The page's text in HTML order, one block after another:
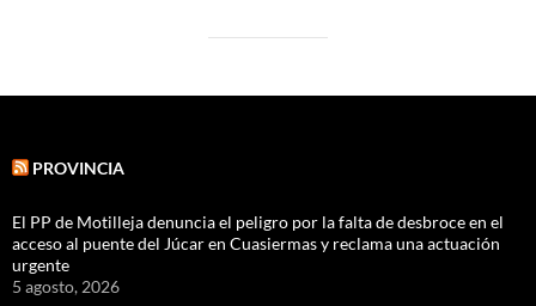
PROVINCIA
El PP de Motilleja denuncia el peligro por la falta de desbroce en el
acceso al puente del Júcar en Cuasiermas y reclama una actuación
urgente
5 agosto, 2026